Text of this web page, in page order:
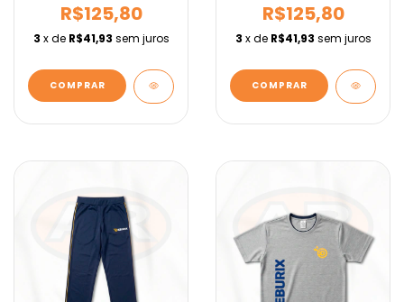
R$125,80
3 x de R$41,93 sem juros
COMPRAR
R$125,80
3 x de R$41,93 sem juros
COMPRAR